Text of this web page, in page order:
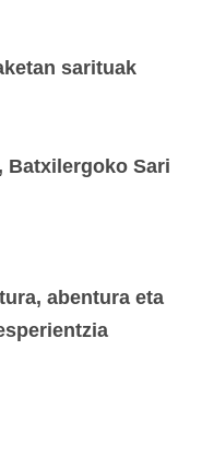
sarituak
Batxilergoko Sari
abentura eta